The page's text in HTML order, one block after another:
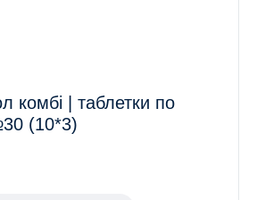
комбі | таблетки по
(10*3)